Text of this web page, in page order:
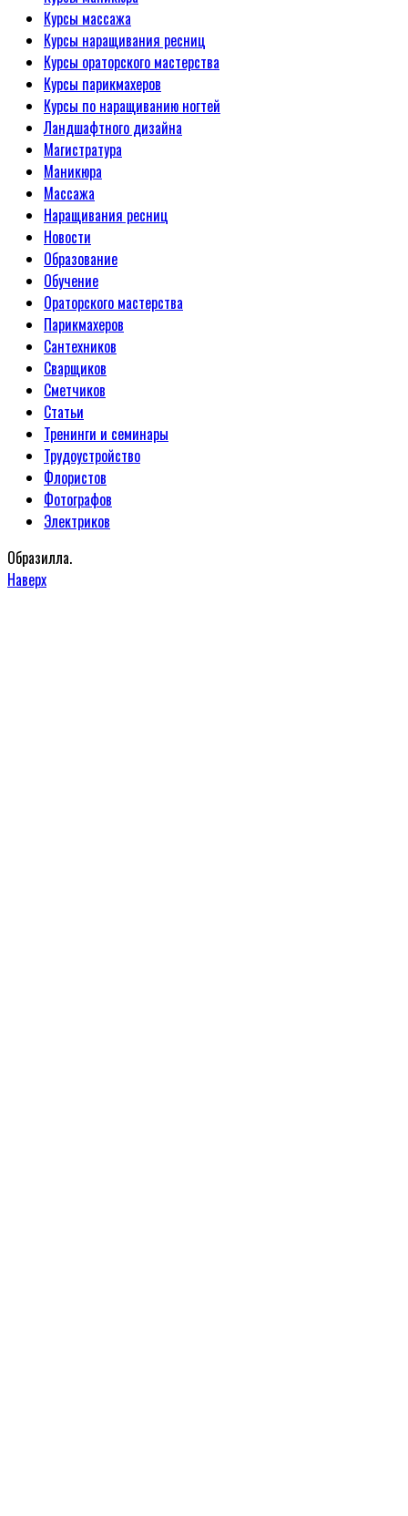
Курсы массажа
Курсы наращивания ресниц
Курсы ораторского мастерства
Курсы парикмахеров
Курсы по наращиванию ногтей
Ландшафтного дизайна
Магистратура
Маникюра
Массажа
Наращивания ресниц
Новости
Образование
Обучение
Ораторского мастерства
Парикмахеров
Сантехников
Сварщиков
Сметчиков
Статьи
Тренинги и семинары
Трудоустройство
Флористов
Фотографов
Электриков
Образилла.
Наверх